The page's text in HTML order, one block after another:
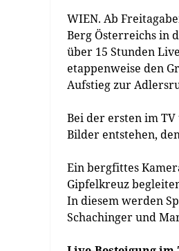
WIEN. Ab
Berg Österreichs in
über 15 Stunden
etappenweise den
Aufstieg zur
Bei der ersten im
Bilder entstehen,
Ein bergfittes
Gipfelkreuz
In diesem werden
Schachinger und